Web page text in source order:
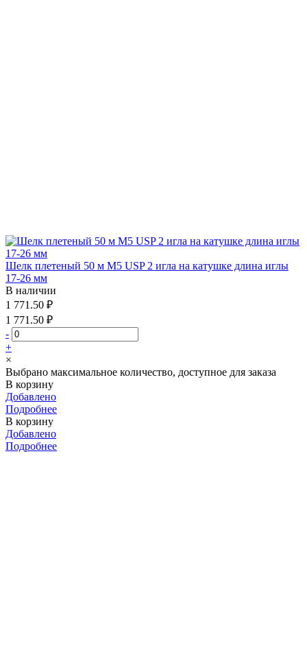
Шелк плетеный 50 м М5 USP 2 игла на катушке длина иглы
17-26 мм
В наличии
1 771.50 ₽
1 771.50 ₽
-
+
×
Выбрано максимальное количество, доступное для заказа
В корзину
Добавлено
Подробнее
В корзину
Добавлено
Подробнее